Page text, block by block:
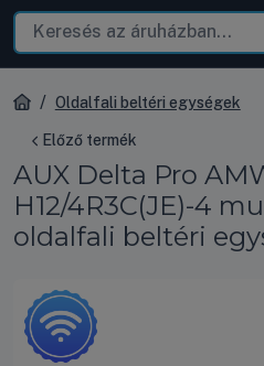
Oldalfali beltéri egységek
Előző termék
AUX Delta Pro
H12/4R3C(JE)-4
oldalfali beltéri